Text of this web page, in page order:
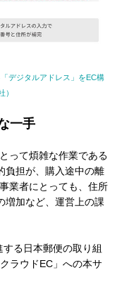
デジタルアドレス」をEC構
）
一手
って煩雑な作業である
負担が、購入途中の離
業者にとっても、住所
増加など、運営上の課
る日本郵便の取り組
ラウドEC」への本サ